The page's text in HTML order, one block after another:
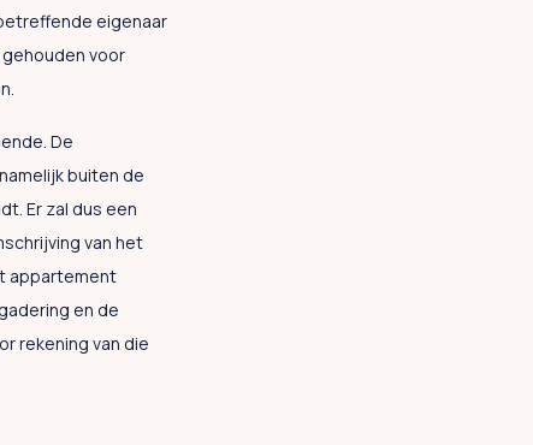
eigenaar
voor
De
buiten de
Er zal dus een
van het
appartement
en de
rekening van die